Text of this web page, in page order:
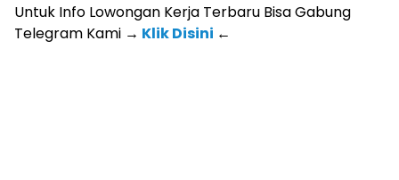
Untuk Info Lowongan Kerja Terbaru Bisa Gabung
Telegram Kami → Klik Disini ←